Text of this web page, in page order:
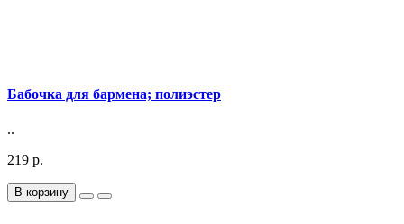
Бабочка для бармена; полиэстер
..
219 р.
В корзину